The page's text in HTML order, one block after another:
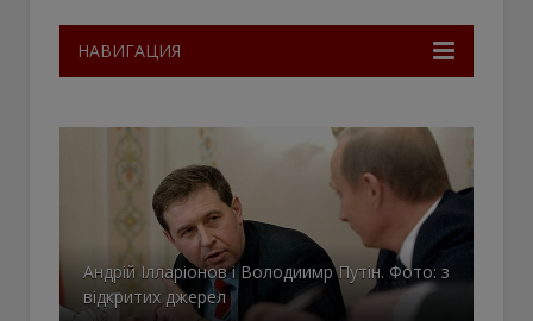
НАВИГАЦИЯ
Андрій Ілларіонов і Володиимр Путін. Фото: з
відкритих джерел